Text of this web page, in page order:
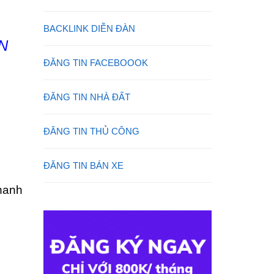
BACKLINK DIỄN ĐÀN
ĐĂNG TIN FACEBOOOK
ĐĂNG TIN NHÀ ĐẤT
ĐĂNG TIN THỦ CÔNG
ĐĂNG TIN BÁN XE